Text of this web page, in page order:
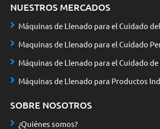
NUESTROS MERCADOS
Máquinas de Llenado para el Cuidado
Maquinas de Llenado para el Cuidado
Máquinas de Llenado para el Cuidado de
Máquinas de Llenado para Productos
SOBRE NOSOTROS
¿Quiénes somos?